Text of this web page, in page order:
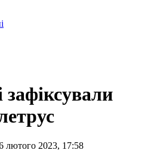
зафіксували
лютого 2023, 17:58